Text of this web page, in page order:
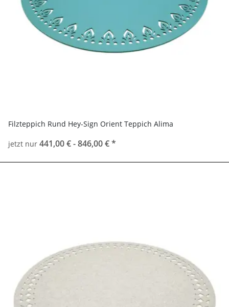
Filzteppich Rund Hey-Sign Orient Teppich Alima
jetzt nur 441,00 € -846,00 €*